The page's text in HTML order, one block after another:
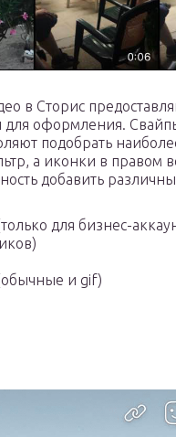
в Сторис
для оформления.
подобрать
а иконки в правом
добавить
для бизнес-
и gif)